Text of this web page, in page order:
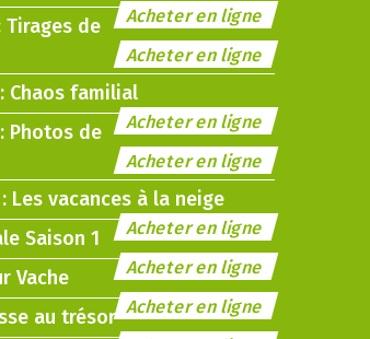
Acheter en ligne
Tirages de
Acheter en ligne
: Chaos familial
Acheter en ligne
: Photos de
Acheter en ligne
: Les vacances à la neige
Acheter en ligne
Saison 1
Acheter en ligne
Vache
Acheter en ligne
au trésor